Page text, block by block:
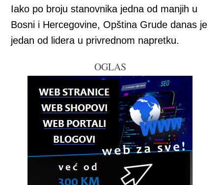
Iako po broju stanovnika jedna od manjih u
Bosni i Hercegovine, Opština Grude danas je
jedan od lidera u privrednom napretku.
OGLAS